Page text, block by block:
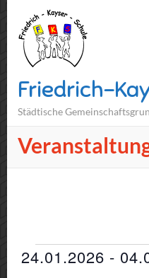
Friedrich-
Städtische
24.01.2026 -